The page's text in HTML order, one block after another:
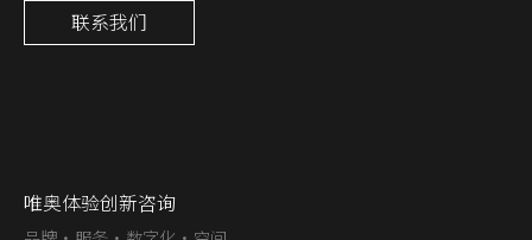
联系我们
唯奥体验创新咨询